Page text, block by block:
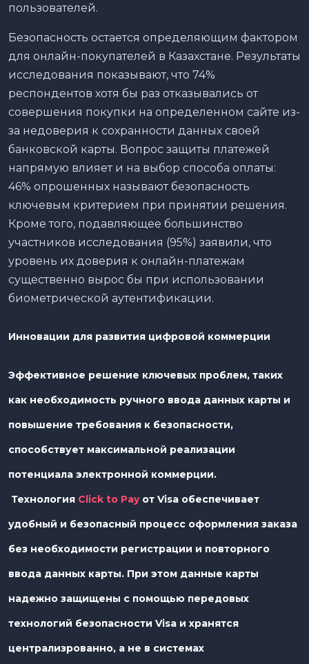
пользователей.
Безопасность остается определяющим фактором
для онлайн-покупателей в Казахстане. Результаты
исследования показывают, что 74%
респондентов хотя бы раз отказывались от
совершения покупки на определенном сайте из-
за недоверия к сохранности данных своей
банковской карты. Вопрос защиты платежей
напрямую влияет и на выбор способа оплаты:
46% опрошенных называют безопасность
ключевым критерием при принятии решения.
Кроме того, подавляющее большинство
участников исследования (95%) заявили, что
уровень их доверия к онлайн-платежам
существенно вырос бы при использовании
биометрической аутентификации.
Инновации для развития цифровой коммерции
Эффективное решение ключевых проблем, таких
как необходимость ручного ввода данных карты и
повышение требования к безопасности,
способствует максимальной реализации
потенциала электронной коммерции.
Технология Click to Payот Visa обеспечивает
удобный и безопасный процесс оформления заказа
без необходимости регистрации и повторного
ввода данных карты. При этом данные карты
надежно защищены с помощью передовых
технологий безопасности Visa и хранятся
централизрованно, а не в системах